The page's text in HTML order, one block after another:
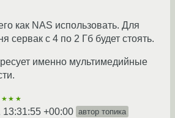
как NAS использовать. Для
сервак с 4 по 2 Гб будет стоять.
именно мультимедийные
13:31:55 +00:00 автор топика